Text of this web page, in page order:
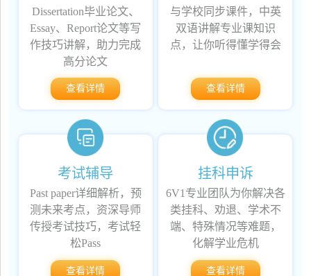
Dissertation毕业论文、
Essay、Report论文等写
作技巧讲解，助力完成
高分论文
查看详情
与学校同步课件，中英
双语讲解专业课知识
点，让你听得懂学得会
查看详情
考试辅导
Past paper详细解析，预
测未来考点，资深导师
传授考试技巧，考试轻
松Pass
查看详情
挂科申诉
6V1专业团队为你解决各
类挂科、劝退、学术不
端、特殊情况等难题，
化解学业危机
查看详情